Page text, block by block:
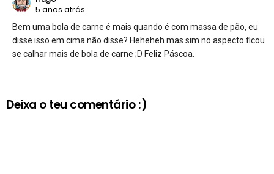
5 anos atrás
Bem uma bola de carne é mais quando é com massa de pão, eu
disse isso em cima não disse? Heheheh mas sim no aspecto ficou
se calhar mais de bola de carne ;D Feliz Páscoa.
Deixa o teu comentário :)